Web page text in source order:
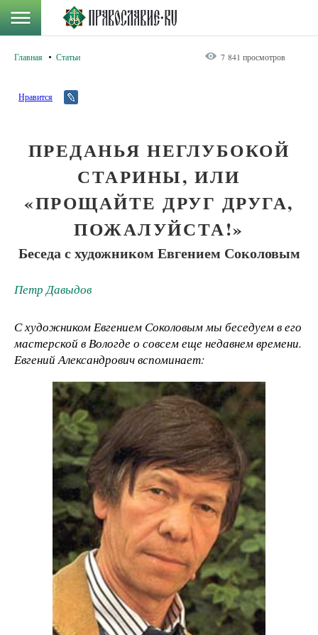
Главная Статьи 7 841 просмотров
Нравится
ПРЕДАНЬЯ НЕГЛУБОКОЙ
СТАРИНЫ, ИЛИ
«ПРОЩАЙТЕ ДРУГ ДРУГА,
ПОЖАЛУЙСТА!»
Беседа с художником Евгением Соколовым
Петр Давыдов
С художником Евгением Соколовым мы беседуем в его
мастерской в Вологде о совсем еще недавнем времени.
Евгений Александрович вспоминает: